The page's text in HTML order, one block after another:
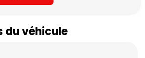
du véhicule